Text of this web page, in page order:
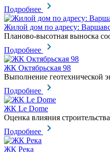
Подробнее
Жилой дом по адресу:
Планово-высотная выноска
Подробнее
ЖК Октябрьская 98
Выполнение геотехнической
Подробнее
ЖК Le Dome
Оценка влияния
Подробнее
ЖК Река